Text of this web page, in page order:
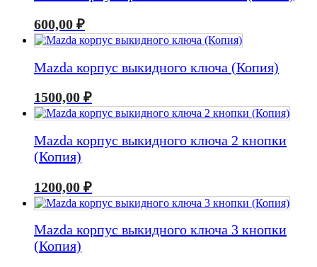
600,00 ₽
Mazda корпус выкидного ключа (Копия)
1500,00 ₽
Mazda корпус выкидного ключа 2 кнопки
(Копия)
1200,00 ₽
Mazda корпус выкидного ключа 3 кнопки
(Копия)